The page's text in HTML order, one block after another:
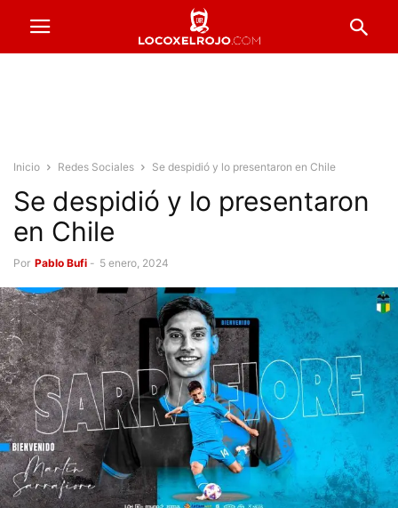
Inicio Redes Sociales Se despidió y lo presentaron en Chile
Se despidió y lo presentaron
en Chile
Por Pablo Bufi - 5 enero, 2024